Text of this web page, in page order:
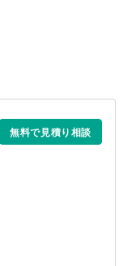
無料で見積り相談